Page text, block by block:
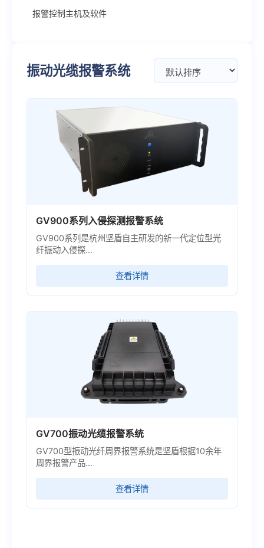
报警控制主机及软件
振动光缆报警系统
GV900系列入侵探测报警系统
GV900系列是杭州坚盾自主研发的新一代定位型光
纤振动入侵探...
查看详情
GV700振动光缆报警系统
GV700型振动光纤周界报警系统是坚盾根据10余年
周界报警产品...
查看详情